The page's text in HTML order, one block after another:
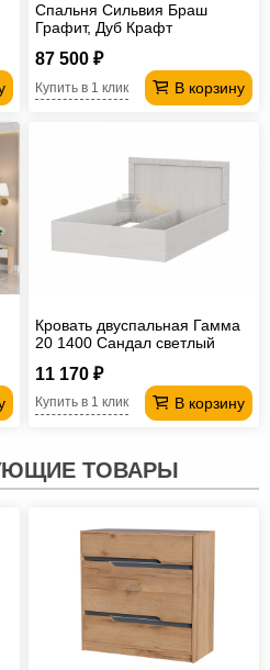
Спальня Сильвия Браш
Графит, Дуб Крафт
87 500 ₽
В корзину
Купить в 1 клик
Кровать двуспальная Гамма
20 1400 Сандал светлый
11 170 ₽
В корзину
Купить в 1 клик
ТОВАРЫ